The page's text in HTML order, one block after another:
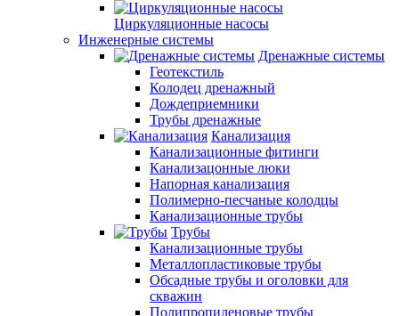
Циркуляционные насосы
Инженерные системы
Дренажные системы
Геотекстиль
Колодец дренажный
Дождеприемники
Трубы дренажные
Канализация
Канализационные фитинги
Канализацонные люки
Напорная канализация
Полимерно-песчаные колодцы
Канализационные трубы
Трубы
Канализационные трубы
Металлопластиковые трубы
Обсадные трубы и оголовки для
скважин
Полипропиленовые трубы